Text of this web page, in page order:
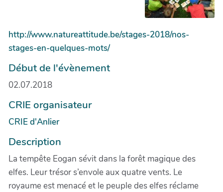
http://www.natureattitude.be/stages-2018/nos-
stages-en-quelques-mots/
Début de l'évènement
02.07.2018
CRIE organisateur
CRIE d'Anlier
Description
La tempête Eogan sévit dans la forêt magique des
elfes. Leur trésor s’envole aux quatre vents. Le
royaume est menacé et le peuple des elfes réclame